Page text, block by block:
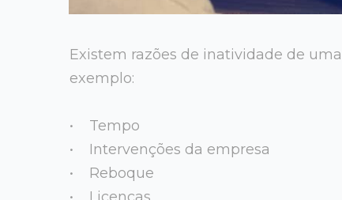
Existem razões de inatividade de
exemplo:
• Tempo
• Intervenções da empresa
• Reboque